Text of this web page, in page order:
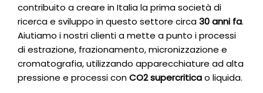
contribuito a creare in Italia la prima società di
ricerca e sviluppo in questo settore circa30 anni fa.
Aiutiamo i nostri clienti a mette a punto i processi
di estrazione, frazionamento, micronizzazione e
cromatografia, utilizzando apparecchiature ad alta
pressione e processi conCO2 supercriticao liquida.